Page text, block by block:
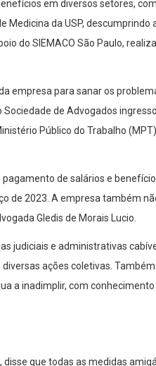
em diversos setores,
da USP, descumprindo
do SIEMACO São Paulo,
empresa para sanar os
de Advogados
Público do Trabalho
de salários e
de 2023. A empresa também
Gledis de Morais Lucio.
judiciais e administrativas
ações coletivas.
a inadimplir, com
que todas as medidas